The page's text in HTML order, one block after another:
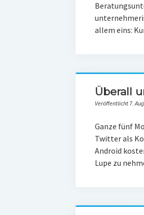
allem eins:
Überall
Veröffentlicht 7.
Ganze fünf
Twitter als
Android
Lupe zu